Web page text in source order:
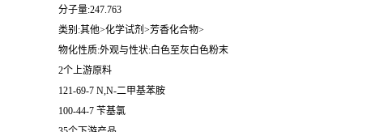
分子量:247.763
类别:其他>化学试剂>芳香化合物>
物化性质:外观与性状:白色至灰白色粉末
2个上游原料
121-69-7 N,N-二甲基苯胺
100-44-7 苄基氯